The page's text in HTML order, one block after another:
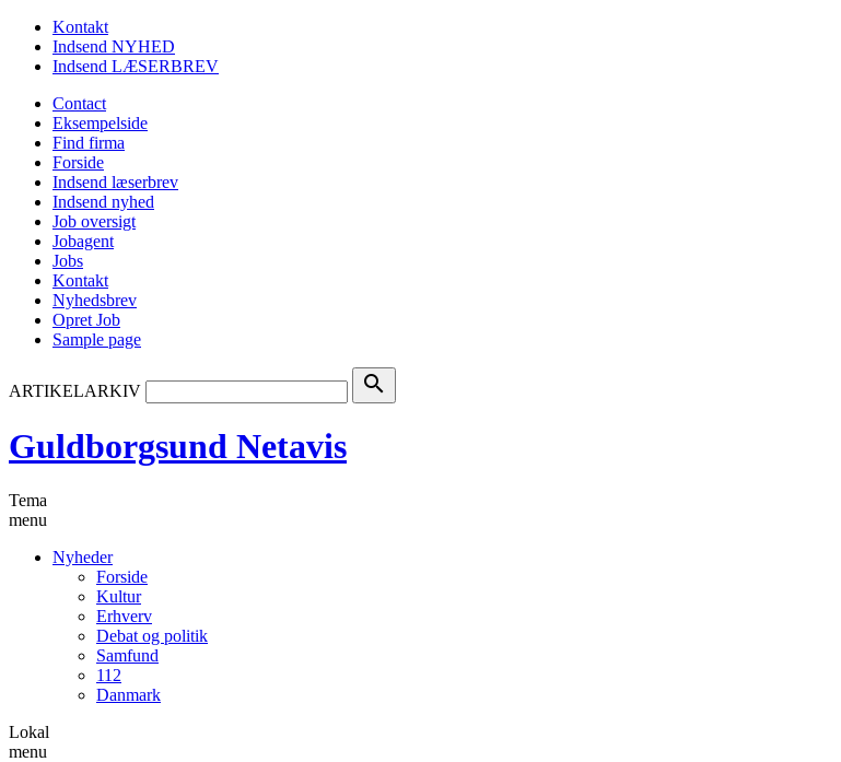
Kontakt
Indsend NYHED
Indsend LÆSERBREV
Contact
Eksempelside
Find firma
Forside
Indsend læserbrev
Indsend nyhed
Job oversigt
Jobagent
Jobs
Kontakt
Nyhedsbrev
Opret Job
Sample page
ARTIKELARKIV search
Guldborgsund Netavis
Tema
menu
Nyheder
Forside
Kultur
Erhverv
Debat og politik
Samfund
112
Danmark
Lokal
menu